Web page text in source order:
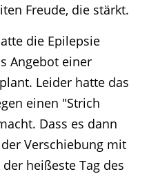
Freude, die stärkt.
die Epilepsie
Angebot einer
Leider hatte das
einen "Strich
Dass es dann
Verschiebung mit
heißeste Tag des